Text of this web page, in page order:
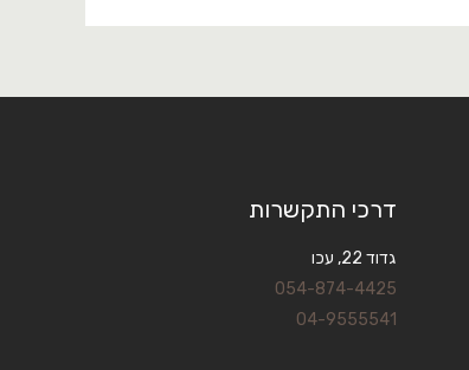
דרכי התקשרות
גדוד 22, עכו
054-874-4425
04-9555541